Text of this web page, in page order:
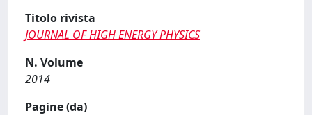
Titolo rivista
JOURNAL OF HIGH ENERGY PHYSICS
N. Volume
2014
Pagine (da)